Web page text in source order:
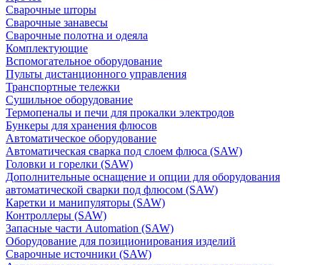
Сварочные шторы
Сварочные занавесы
Сварочные полотна и одеяла
Комплектующие
Вспомогательное оборудование
Пульты дистанционного управления
Транспортные тележки
Сушильное оборудование
Термопеналы и печи для прокалки электродов
Бункеры для хранения флюсов
Автоматическое оборудование
Автоматическая сварка под слоем флюса (SAW)
Головки и горелки (SAW)
Дополнительные оснащение и опции для оборудования
автоматической сварки под флюсом (SAW)
Каретки и манипуляторы (SAW)
Контроллеры (SAW)
Запасные части Automation (SAW)
Оборудование для позиционирования изделий
Сварочные источники (SAW)